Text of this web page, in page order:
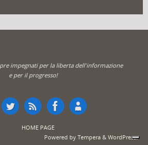
impegnati per la liberta dell'informazione
e per il progresso!
HOME PAGE
Powered by Tempera & WordPress.